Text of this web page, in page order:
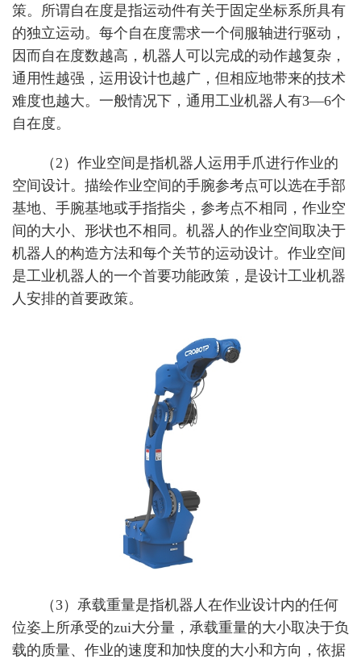
策。所谓自在度是指运动件有关于固定坐标系所具有
的独立运动。每个自在度需求一个伺服轴进行驱动，
因而自在度数越高，机器人可以完成的动作越复杂，
通用性越强，运用设计也越广，但相应地带来的技术
难度也越大。一般情况下，通用工业机器人有3—6个
自在度。
（2）作业空间是指机器人运用手爪进行作业的
空间设计。描绘作业空间的手腕参考点可以选在手部
基地、手腕基地或手指指尖，参考点不相同，作业空
间的大小、形状也不相同。机器人的作业空间取决于
机器人的构造方法和每个关节的运动设计。作业空间
是工业机器人的一个首要功能政策，是设计工业机器
人安排的首要政策。
（3）承载重量是指机器人在作业设计内的任何
位姿上所承受的zui大分量，承载重量的大小取决于负
载的质量、作业的速度和加快度的大小和方向，依据